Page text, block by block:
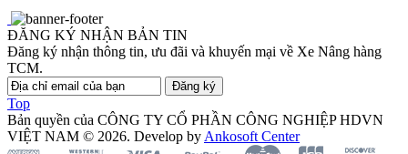
ĐĂNG KÝ NHẬN BẢN TIN
Đăng ký nhận thông tin, ưu đãi và khuyến mại về Xe Nâng hàng
TCM.
Đăng ký
Top
Bản quyền của CÔNG TY CỔ PHẦN CÔNG NGHIỆP HDVN
VIỆT NAM © 2026. Develop by Ankosoft Center